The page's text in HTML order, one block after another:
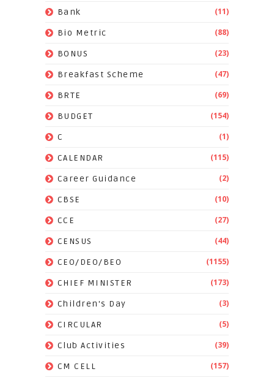
Bank (11)
Bio Metric (88)
BONUS (23)
Breakfast Scheme (47)
BRTE (69)
BUDGET (154)
C (1)
CALENDAR (115)
Career Guidance (2)
CBSE (10)
CCE (27)
CENSUS (44)
CEO/DEO/BEO (1155)
CHIEF MINISTER (173)
Children's Day (3)
CIRCULAR (5)
Club Activities (39)
CM CELL (157)